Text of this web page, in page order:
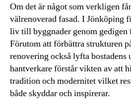
Om det är något som verkligen
välrenoverad fasad. I Jönköping
liv till byggnader genom gedigen
Förutom att förbättra strukturen
renovering också lyfta bostadens
hantverkare förstår vikten av att
tradition och modernitet vilket
både skyddar och inspirerar.